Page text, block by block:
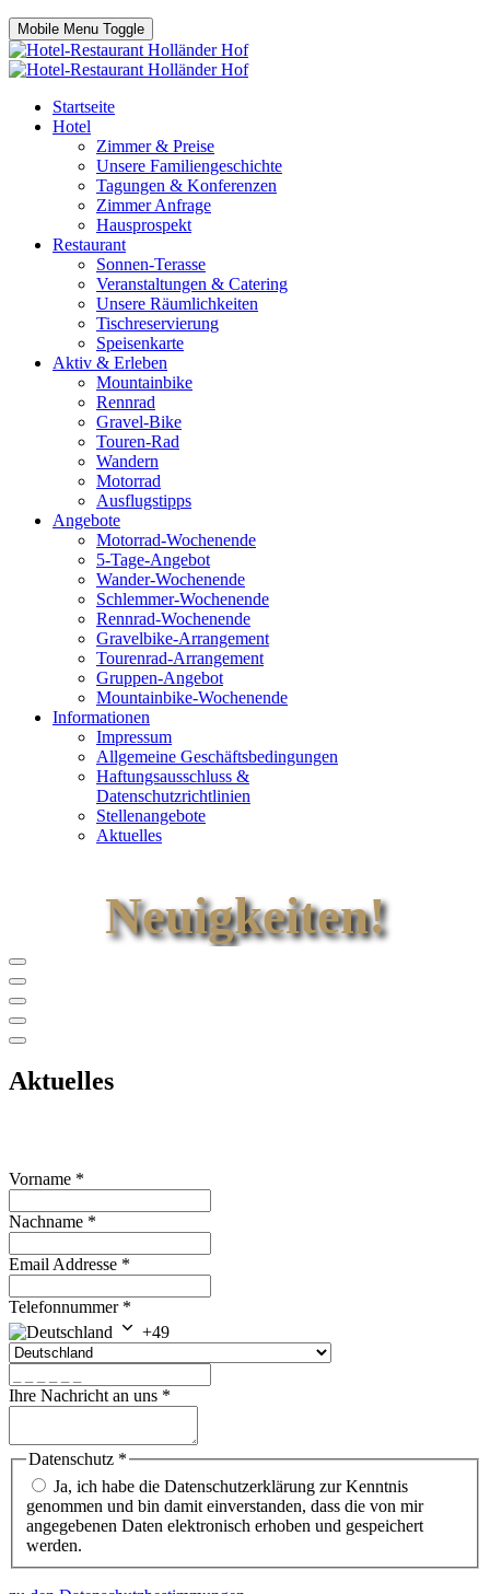
Mobile Menu Toggle
Startseite
Hotel
Zimmer & Preise
Unsere Familiengeschichte
Tagungen & Konferenzen
Zimmer Anfrage
Hausprospekt
Restaurant
Sonnen-Terasse
Veranstaltungen & Catering
Unsere Räumlichkeiten
Tischreservierung
Speisenkarte
Aktiv & Erleben
Mountainbike
Rennrad
Gravel-Bike
Touren-Rad
Wandern
Motorrad
Ausflugstipps
Angebote
Motorrad-Wochenende
5-Tage-Angebot
Wander-Wochenende
Schlemmer-Wochenende
Rennrad-Wochenende
Gravelbike-Arrangement
Tourenrad-Arrangement
Gruppen-Angebot
Mountainbike-Wochenende
Informationen
Impressum
Allgemeine Geschäftsbedingungen
Haftungsausschluss &
Datenschutzrichtlinien
Stellenangebote
Aktuelles
Neuigkeiten!
Aktuelles
Vorname *
Nachname *
Email Addresse *
Telefonnummer *
+49
Ihre Nachricht an uns *
Datenschutz *
Ja, ich habe die Datenschutzerklärung zur Kenntnis
genommen und bin damit einverstanden, dass die von mir
angegebenen Daten elektronisch erhoben und gespeichert
werden.